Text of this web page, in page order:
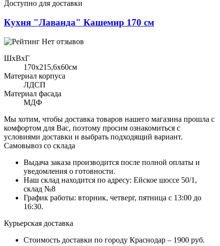
Доступно для доставки
Кухня "Лаванда" Кашемир 170 см
Нет отзывов
ШхВхГ
170x215,6х60см
Материал корпуса
ЛДСП
Материал фасада
МДФ
Мы хотим, чтобы доставка товаров нашего магазина прошла с
комфортом для Вас, поэтому просим ознакомиться с
условиями доставки и выбрать подходящий вариант.
Самовывоз со склада
Выдача заказа производится после полной оплаты и
уведомления о готовности.
Наш склад находится по адресу: Ейское шоссе 50/1,
склад №8
График работы: вторник, четверг, пятница с 13:00 до
16:30.
Курьерская доставка
Стоимость доставки по городу Краснодар – 1900 руб.